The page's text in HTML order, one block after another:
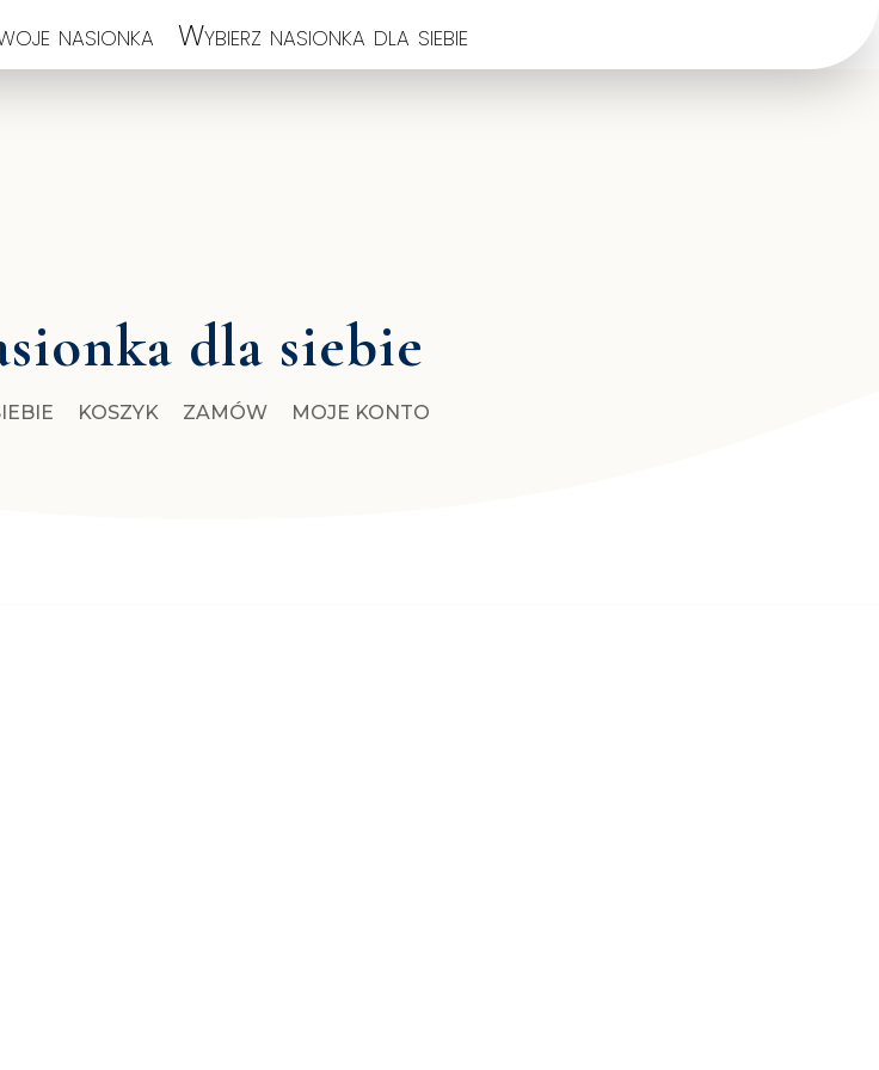
nasionka Wybierz nasionka dla siebie
dla siebie
KOSZYK ZAMÓW MOJE KONTO